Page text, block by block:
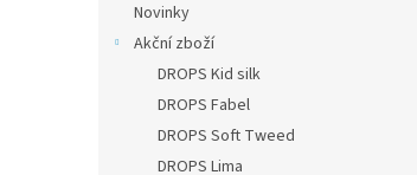
Novinky
Akční zboží
DROPS Kid silk
DROPS Fabel
DROPS Soft Tweed
DROPS Lima